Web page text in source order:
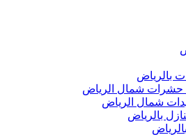
بالرياض
حشرات شمال الرياض
شمال الرياض
بالرياض